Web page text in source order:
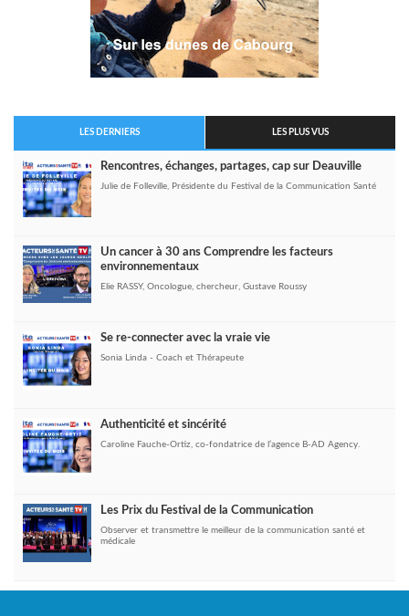
LES DERNIERS LES PLUS VUS
Rencontres, échanges, partages, cap sur Deauville
Julie de Folleville, Présidente du Festival de la Communication Santé
Un cancer à 30 ans Comprendre les facteurs
environnementaux
Elie RASSY, Oncologue, chercheur, Gustave Roussy
Se re-connecter avec la vraie vie
Sonia Linda - Coach et Thérapeute
Authenticité et sincérité
Caroline Fauche-Ortiz, co-fondatrice de l’agence B-AD Agency.
Les Prix du Festival de la Communication
Observer et transmettre le meilleur de la communication santé et
médicale